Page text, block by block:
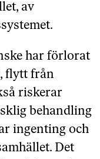
av
har förlorat
flytt från
riskerar
behandling
ingenting och
Det